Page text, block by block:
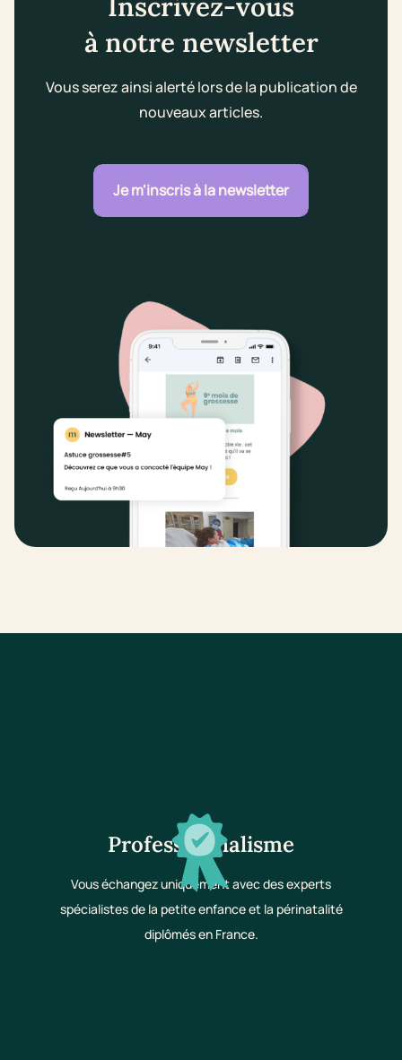
à notre newsletter
Vous serez ainsi alerté lors de la publication de
nouveaux articles.
Je m'inscris à la newsletter
Professionnalisme
Vous échangez uniquement avec des experts
spécialistes de la petite enfance et la périnatalité
diplômés en France.